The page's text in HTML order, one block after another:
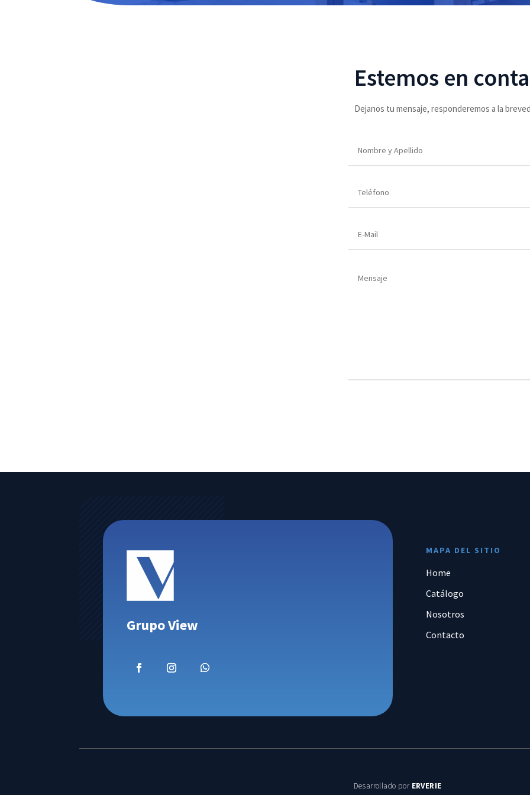
Estemos en
Dejanos tu mensaje, responderemos a la
Grupo View
MAPA DEL SITIO
Home
Catálogo
Nosotros
Contacto
Desarrollado por ERVERIE